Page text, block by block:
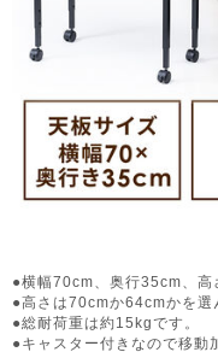
●横幅70cm、奥行35cm、高
●高さは70cmか64cmかを選
●総耐荷重は約15kgです。
●キャスター付きなので移動